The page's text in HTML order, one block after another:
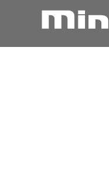
Zum Inhalt springen